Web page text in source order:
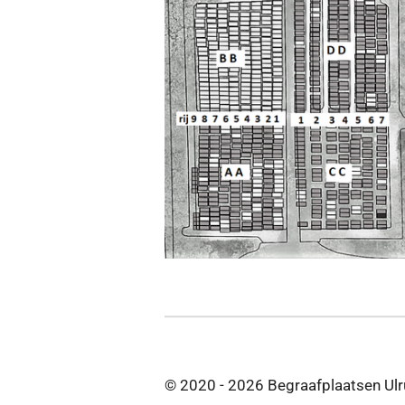
© 2020 - 2026 Begraafplaatsen